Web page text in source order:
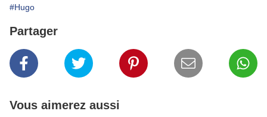
#Hugo
Partager
Vous aimerez aussi